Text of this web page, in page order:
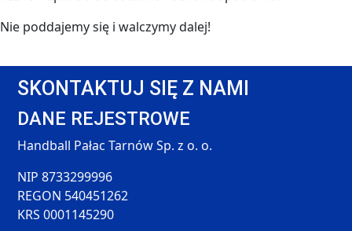
Nie poddajemy się i walczymy dalej!
SKONTAKTUJ SIĘ Z NAMI
DANE REJESTROWE
Handball Pałac Tarnów Sp. z o. o.
NIP 8733299996
REGON 540451262
KRS 0001145290